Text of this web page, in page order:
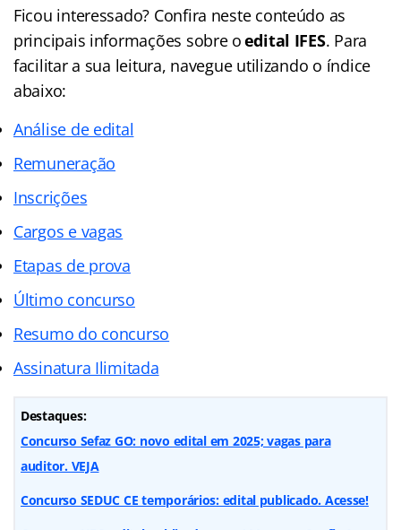
Ficou interessado? Confira neste conteúdo as
principais informações sobre oedital IFES. Para
facilitar a sua leitura, navegue utilizando o índice
abaixo:
Análise de edital
Remuneração
Inscrições
Cargos e vagas
Etapas de prova
Último concurso
Resumo do concurso
Assinatura Ilimitada
Destaques:
Concurso Sefaz GO: novo edital em 2025; vagas para
auditor. VEJA
Concurso SEDUC CE temporários: edital publicado. Acesse!